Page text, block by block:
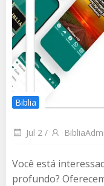
Biblia
Jul 2 /
Você está
profundo?